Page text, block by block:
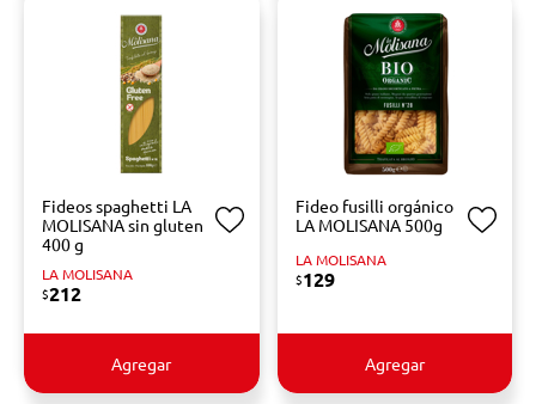
Fideos spaghetti LA
MOLISANA sin gluten
400 g
LA MOLISANA
$212
Agregar
Fideo fusilli orgánico
LA MOLISANA 500g
LA MOLISANA
$129
Agregar